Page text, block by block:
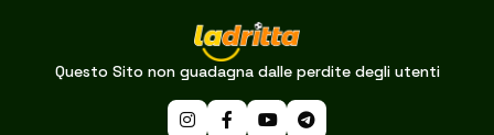
Questo Sito non guadagna dalle perdite degli utenti